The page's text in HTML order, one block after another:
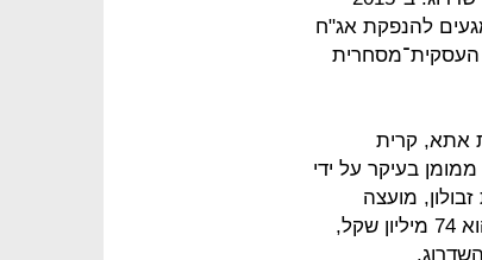
להנפקת אג"ח
העסקית־מסחרית
אתא, קרית
בעיקר על ידי
מועצה
מקומית רכסים ומועצה מקומית אעבלין. תקציב האיגוד ל־2018 הוא 74 מיליון שקל,